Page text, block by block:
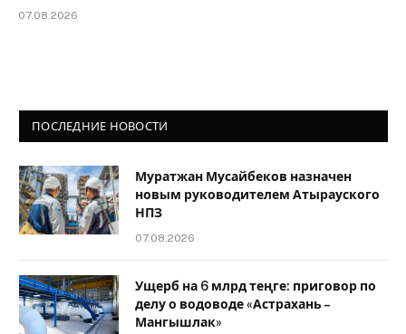
07.08.2026
ПОСЛЕДНИЕ НОВОСТИ
Муратжан Мусайбеков назначен
новым руководителем Атырауского
НПЗ
07.08.2026
Ущерб на 6 млрд теңге: приговор по
делу о водоводе «Астрахань –
Мангышлак»